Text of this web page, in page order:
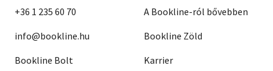
+36 1 235 60 70
info@bookline.hu
Bookline Bolt
A Bookline-ról bővebben
Bookline Zöld
Karrier